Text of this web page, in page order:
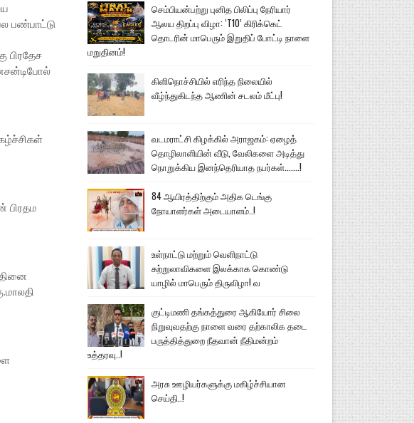
பண்பாட்டு
பிரதேச
பிரதம
செம்பியன்பற்று புனித பிலிப்பு நேரியார்
ஆலய திறப்பு விழா: ‘T10’ கிரிக்கெட்
தொடரின் மாபெரும் இறுதிப் போட்டி நாளை
மறுதினம்!
கிளிநொச்சியில் எரிந்த நிலையில்
வீழ்ந்துகிடந்த ஆணின் சடலம் மீட்பு!
வடமராட்சி கிழக்கில் அராஜகம்: ஏழைத்
தொழிலாளியின் வீடு, வேலிகளை அடித்து
நொறுக்கிய இனந்தெரியாத நபர்கள்.......!
84 ஆயிரத்திற்கும் அதிக டெங்கு
நோயாளர்கள் அடையாளம்..!
உள்நாட்டு மற்றும் வெளிநாட்டு
சுற்றுலாவிகளை இலக்காக கொண்டு
யாழில் மாபெரும் திருவிழா! வ
குட்டிமணி தங்கத்துரை ஆகியோர் சிலை
நிறுவுவதற்கு நாளை வரை தற்காலிக தடை
பருத்தித்துறை நீதவான் நீதிமன்றம்
உத்தரவு..!
அரசு ஊழியர்களுக்கு மகிழ்ச்சியான
செய்தி..!